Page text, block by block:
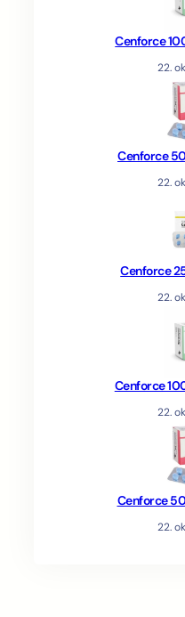
Cenforce
22.
Cenforce
22.
Cenforce
22.
Cenforce
22.
Cenforce
22.